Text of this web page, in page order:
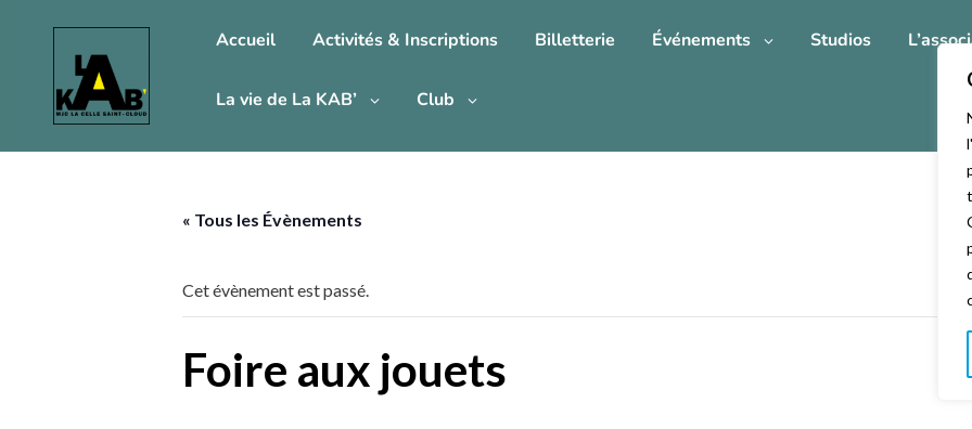
Accueil Activités & Inscriptions Billetterie Événements Studios
La vie de La KAB’ Club
« Tous les Évènements
Cet évènement est passé.
Foire aux jouets